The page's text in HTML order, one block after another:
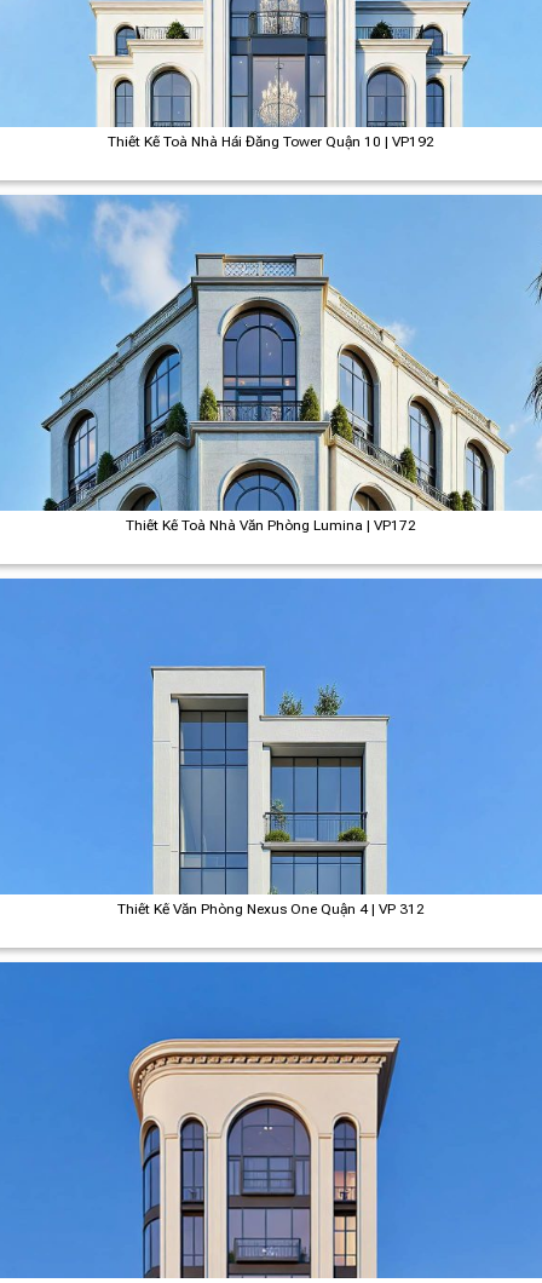
Thiết Kế Toà Nhà Hải Đăng Tower Quận 10 | VP192
Thiết Kế Toà Nhà Văn Phòng Lumina | VP172
Thiết Kế Văn Phòng Nexus One Quận 4 | VP 312